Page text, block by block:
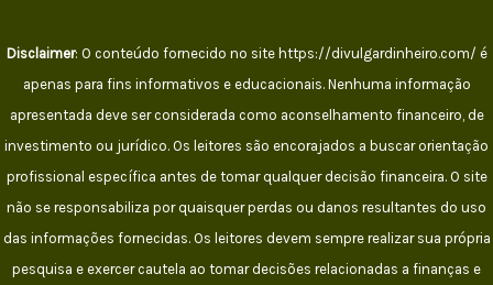
Disclaimer: O conteúdo fornecido no site https://divulgardinheiro.com/ é
apenas para fins informativos e educacionais. Nenhuma informação
apresentada deve ser considerada como aconselhamento financeiro, de
investimento ou jurídico. Os leitores são encorajados a buscar orientação
profissional específica antes de tomar qualquer decisão financeira. O site
não se responsabiliza por quaisquer perdas ou danos resultantes do uso
das informações fornecidas. Os leitores devem sempre realizar sua própria
pesquisa e exercer cautela ao tomar decisões relacionadas a finanças e